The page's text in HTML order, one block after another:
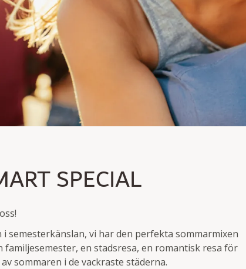
SPECIAL
semesterkänslan, vi har den perfekta sommarmixen
familjesemester, en stadsresa, en romantisk resa för
sommaren i de vackraste städerna.